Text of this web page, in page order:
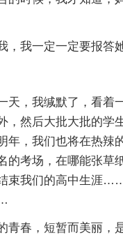
，我一定一定要报答她
天，我缄默了，看着
，然后大批大批的学
年，我们也将在热辣
的考场，在哪能张草
束我们的高中生涯
青春，短暂而美丽，